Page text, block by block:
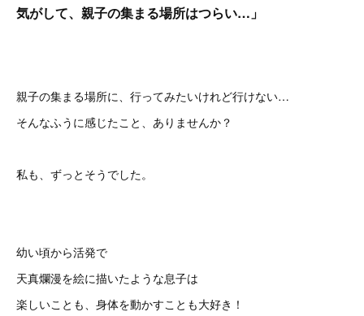
気がして、親子の集まる場所はつらい…」
親子の集まる場所に、行ってみたいけれど行けない…
そんなふうに感じたこと、ありませんか？
私も、ずっとそうでした。
幼い頃から活発で
天真爛漫を絵に描いたような息子は
楽しいことも、身体を動かすことも大好き！